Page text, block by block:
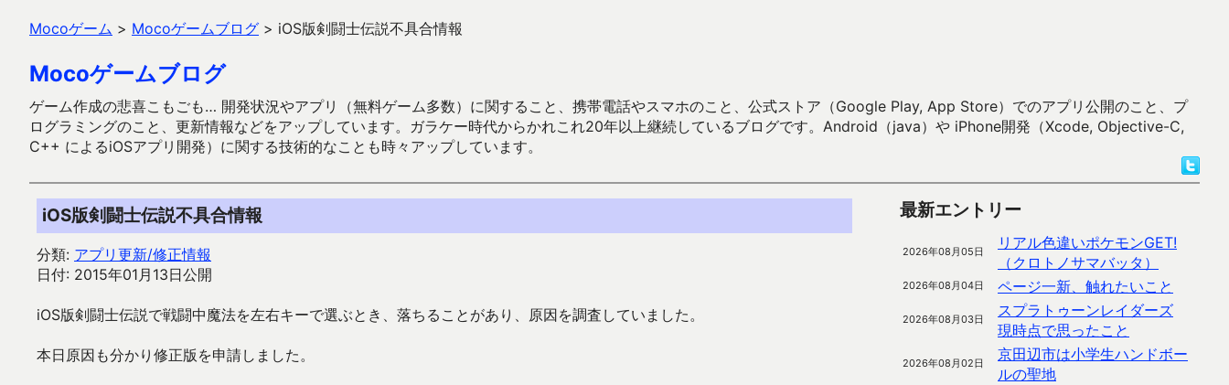
Mocoゲーム > Mocoゲームブログ > iOS版剣闘士伝説不具合情報
Mocoゲームブログ
ゲーム作成の悲喜こもごも… 開発状況やアプリ（無料ゲーム多数）に関すること、携帯電話やスマホのこと、公式ストア（Google Play, App Store）でのアプリ公開のこと、プ
ログラミングのこと、更新情報などをアップしています。ガラケー時代からかれこれ20年以上継続しているブログです。Android（java）や iPhone開発（Xcode, Objective-C,
C++ によるiOSアプリ開発）に関する技術的なことも時々アップしています。
iOS版剣闘士伝説不具合情報
分類: アプリ更新/修正情報
日付: 2015年01月13日公開
iOS版剣闘士伝説で戦闘中魔法を左右キーで選ぶとき、落ちることがあり、原因を調査していました。
本日原因も分かり修正版を申請しました。
最新エントリー
2026年08月05日
リアル色違いポケモンGET!
（クロトノサマバッタ）
2026年08月04日 ページ一新、触れたいこと
2026年08月03日
スプラトゥーンレイダーズ
現時点で思ったこと
2026年08月02日
京田辺市は小学生ハンドボー
ルの聖地